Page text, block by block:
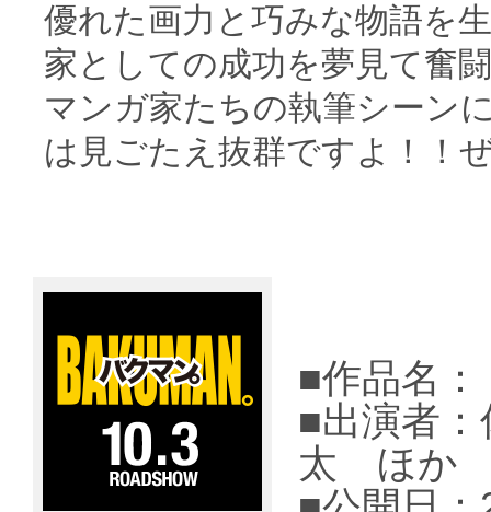
優れた画力と巧みな物語を
家としての成功を夢見て奮
マンガ家たちの執筆シーン
は見ごたえ抜群ですよ！！
■作品名
■出演者
太 ほか